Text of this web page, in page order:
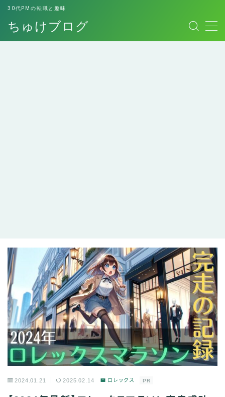
ちゅけブログ
30代PMの転職と趣味
MENU
2024.01.21 2025.02.14 ロレックス PR